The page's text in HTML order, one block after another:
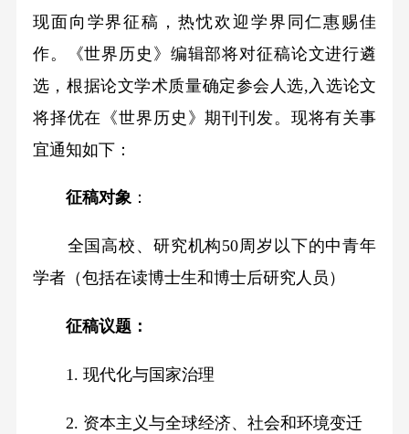
现面向学界征稿，热忱欢迎学界同仁惠赐佳
作。《世界历史》编辑部将对征稿论文进行遴
选，根据论文学术质量确定参会人选,入选论文
将择优在《世界历史》期刊刊发。现将有关事
宜通知如下：
征稿对象：
全国高校、研究机构50周岁以下的中青年
学者（包括在读博士生和博士后研究人员）
征稿议题：
1. 现代化与国家治理
2. 资本主义与全球经济、社会和环境变迁